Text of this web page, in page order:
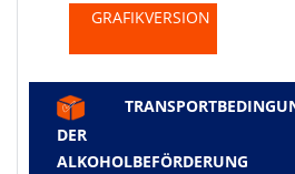
GRAFIKVERSION
✅
DER
ALKOHOLBEFÖRDERUNG